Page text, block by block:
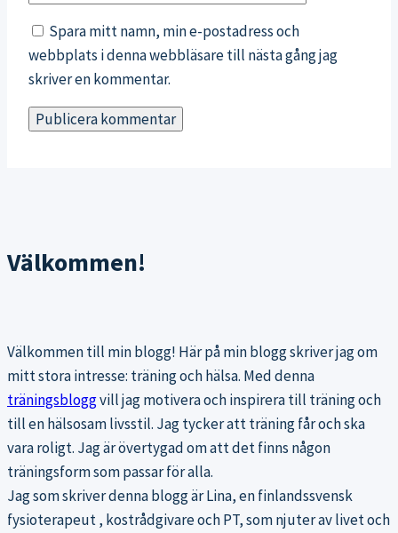
Spara mitt namn, min e-postadress och
webbplats i denna webbläsare till nästa gång jag
skriver en kommentar.
Välkommen!
Välkommen till min blogg! Här på min blogg skriver jag om
mitt stora intresse: träning och hälsa. Med denna
träningsbloggvill jag motivera och inspirera till träning och
till en hälsosam livsstil. Jag tycker att träning får och ska
vara roligt. Jag är övertygad om att det finns någon
träningsform som passar för alla.
Jag som skriver denna blogg är Lina, en finlandssvensk
fysioterapeut , kostrådgivare och PT, som njuter av livet och